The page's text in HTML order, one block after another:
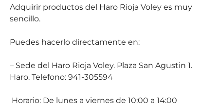
Adquirir productos del Haro Rioja Voley es muy
sencillo.
Puedes hacerlo directamente en:
– Sede del Haro Rioja Voley. Plaza San Agustin 1.
Haro. Telefono: 941-305594
Horario: De lunes a viernes de 10:00 a 14:00